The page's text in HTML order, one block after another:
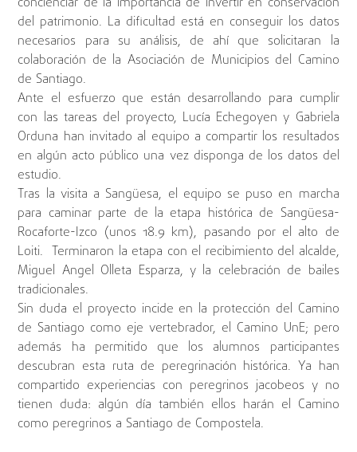
del patrimonio. La dificultad está en conseguir los datos
necesarios para su análisis, de ahí que solicitaran la
colaboración de la Asociación de Municipios del Camino
de Santiago.
Ante el esfuerzo que están desarrollando para cumplir
con las tareas del proyecto, Lucía Echegoyen y Gabriela
Orduna han invitado al equipo a compartir los resultados
en algún acto público una vez disponga de los datos del
estudio.
Tras la visita a Sangüesa, el equipo se puso en marcha
para caminar parte de la etapa histórica de Sangüesa-
Rocaforte-Izco (unos 18.9 km), pasando por el alto de
Loiti. Terminaron la etapa con el recibimiento del alcalde,
Miguel Angel Olleta Esparza, y la celebración de bailes
tradicionales.
Sin duda el proyecto incide en la protección del Camino
de Santiago como eje vertebrador, el Camino UnE; pero
además ha permitido que los alumnos participantes
descubran esta ruta de peregrinación histórica. Ya han
compartido experiencias con peregrinos jacobeos y no
tienen duda: algún día también ellos harán el Camino
como peregrinos a Santiago de Compostela.